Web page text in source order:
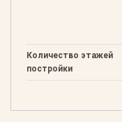
Количество этажей
постройки